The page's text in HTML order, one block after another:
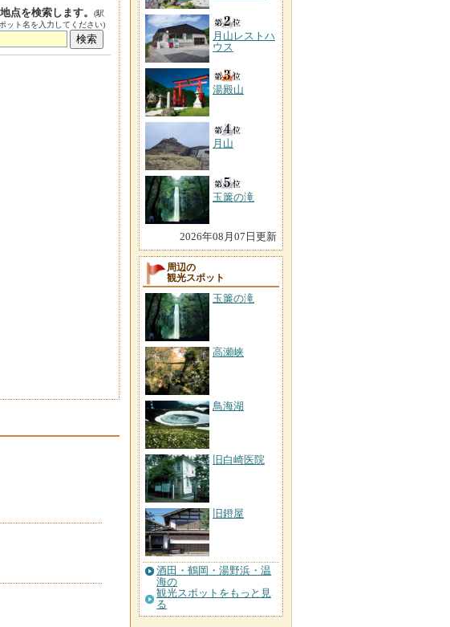
点を検索します。
(駅
ット名を入力してください)
月山レストハ
ウス
湯殿山
月山
玉簾の滝
2026年08月07日更新
周辺の
観光スポット
玉簾の滝
高瀬峡
鳥海湖
旧白崎医院
旧鐙屋
酒田・鶴岡・湯野浜・温
海の
観光スポットをもっと見
る